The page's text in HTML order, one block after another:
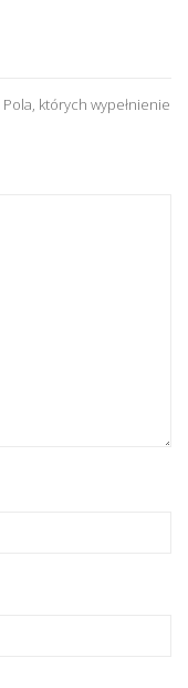
Pola, których wypełnienie